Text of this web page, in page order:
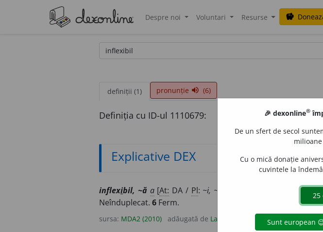
Despre noi Voluntari Resurse savings
definiții (1) pronunție volume_up (6)
Definiția cu ID-ul 1110679:
Explicative DEX
inflexibil, ~ă a[At: DA / Pl: ~i, ~e fr
Neînduplecat. 6 Ferm.
sursa: MDA2 (2010) adăugată de LauraGellner acțiuni
🎉 dexonline®
De un sfert de secol
Cu o mică donație
cuvintele la